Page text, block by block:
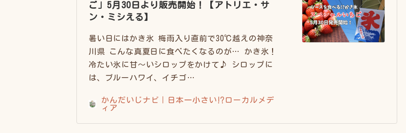
ご」5月30日より販売開始！【アトリエ・サ
ン・ミシえる】
暑い日にはかき氷 梅雨入り直前で30℃越えの神奈
川県 こんな真夏日に食べたくなるのが… かき氷！
冷たい氷に甘〜いシロップをかけて♪ シロップに
は、ブルーハワイ、イチゴ…
かんだいじナビ｜日本一小さい⁉︎ローカルメデ
ィア